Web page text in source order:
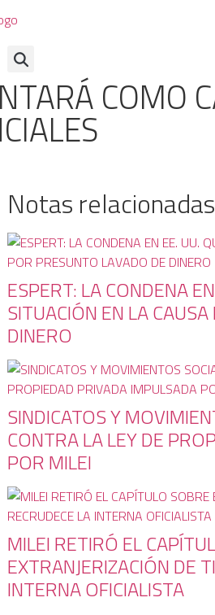
COMO
Notas relacionadas
ESPERT: LA CONDENA
SITUACIÓN EN LA
DINERO
SINDICATOS Y
CONTRA LA LEY DE
POR MILEI
MILEI RETIRÓ EL
EXTRANJERIZACIÓN DE
INTERNA OFICIALISTA